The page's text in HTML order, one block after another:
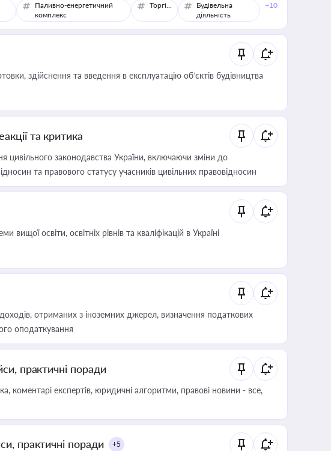
Паливно-енергетичний
комплекс
Торгівля
Будівельна
діяльність
+10
здійснення та введення в експлуатацію об’єктів будівництва
та критика
законодавства України, включаючи зміни до
та правового статусу учасників цивільних правовідносин
освіти, освітніх рівнів та кваліфікацій в Україні
отриманих з іноземних джерел, визначення податкових
оподаткування
практичні поради
коментарі експертів, юридичні алгоритми, правові новини - все,
практичні поради +5